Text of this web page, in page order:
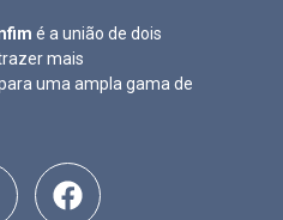
é a união de dois
mais
uma ampla gama de